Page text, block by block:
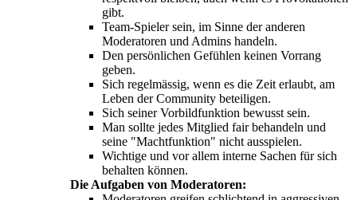
gibt.
Team-Spieler sein, im Sinne der anderen
Moderatoren und Admins handeln.
Den persönlichen Gefühlen keinen Vorrang
geben.
Sich regelmässig, wenn es die Zeit erlaubt, am
Leben der Community beteiligen.
Sich seiner Vorbildfunktion bewusst sein.
Man sollte jedes Mitglied fair behandeln und
seine "Machtfunktion" nicht ausspielen.
Wichtige und vor allem interne Sachen für sich
behalten können.
Die Aufgaben von Moderatoren: